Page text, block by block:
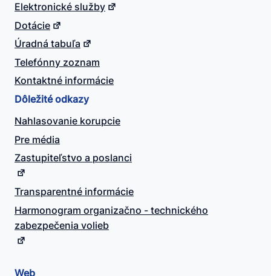
Elektronické služby
Dotácie
Úradná tabuľa
Telefónny zoznam
Kontaktné informácie
Dôležité odkazy
Nahlasovanie korupcie
Pre média
Zastupiteľstvo a poslanci
Transparentné informácie
Harmonogram organizačno - technického
zabezpečenia volieb
Web